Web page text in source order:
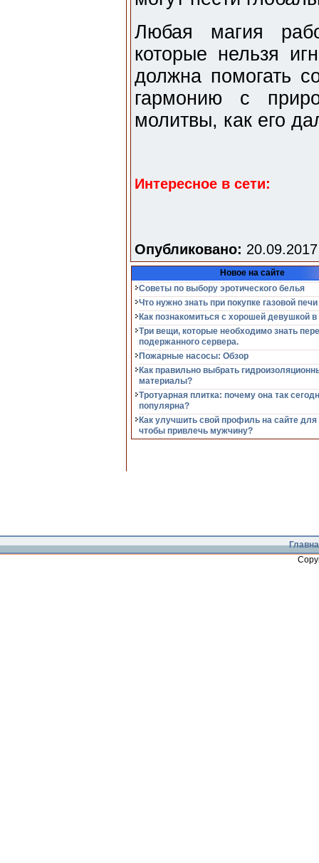
Любая магия
которые нельзя
должна помогать
гармонию с
молитвы, как его
Интересное в сети:
Опубликовано:
Новое на сайте
Советы по выбору эротического белья
Что нужно знать при покупке газовой печи
Как познакомиться с хорошей девушкой в
Три вещи, которые необходимо знать
подержанного сервера.
Пожарные насосы: Обзор
Как правильно выбрать
материалы?
Тротуарная плитка: почему она так
популярна?
Как улучшить свой профиль на сайте для
чтобы привлечь мужчину?